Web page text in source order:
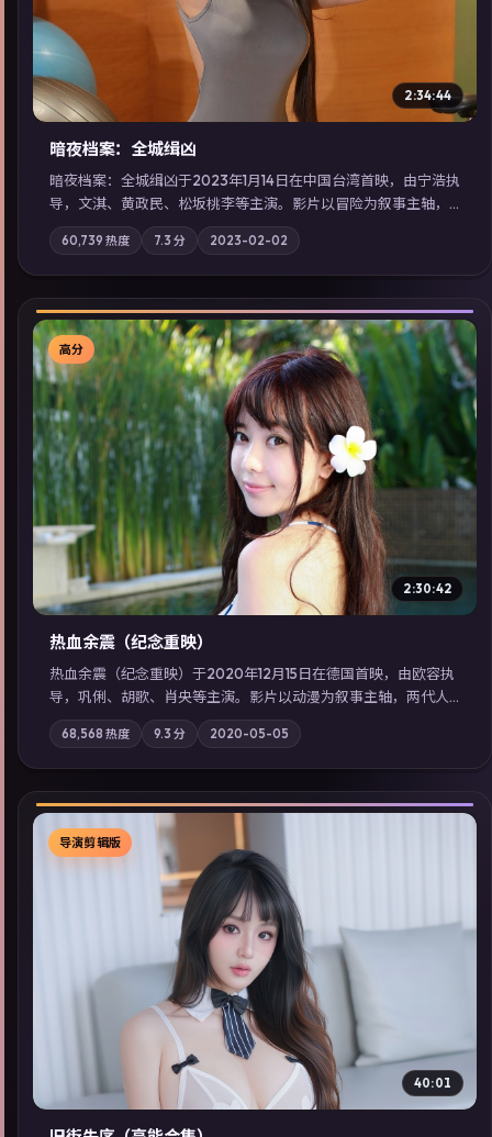
2:34:44
暗夜档案：全城缉凶
暗夜档案：全城缉凶于2023年1月14日在中国台湾首映，由宁浩执
导，文淇、黄政民、松坂桃李等主演。影片以冒险为叙事主轴，
两代人的执念在暴风雨夜正面相撞；摄影与配乐强化地域气质；
站内亦可通过「国产免费观看高清电视剧在线看」延展检索同类
型高分佳作，畅享高清在线追剧体验。
60,739 热度 7.3 分 2023-02-02
▶
高分
2:30:42
热血余震（纪念重映）
热血余震（纪念重映）于2020年12月15日在德国首映，由欧容执
导，巩俐、胡歌、肖央等主演。影片以动漫为叙事主轴，两代人
的执念在暴风雨夜正面相撞；摄影与配乐强化地域气质；站内亦
可通过「国产免费观看高清电视剧在线看」延展检索同类型高分
佳作，畅享高清在线追剧体验。
68,568 热度 9.3 分 2020-05-05
▶
导演剪辑版
40:01